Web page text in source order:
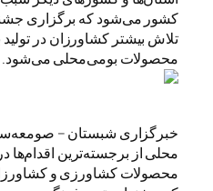
کشور می‌شود که برگزاری
تلاش بیشتر کشاورزان در
محصولات بومی‌محلی می‌شود.
خبرگزاری شبستان –
محلی از برجسته‌ترین اقدام‌ها
محصولات کشاورزی و